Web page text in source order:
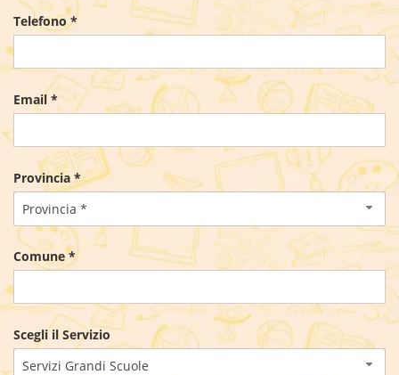
Telefono *
Email *
Provincia *
Provincia *
Comune *
Scegli il Servizio
Servizi Grandi Scuole